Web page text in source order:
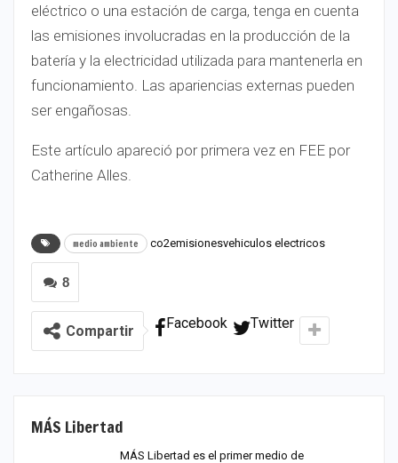
eléctrico o una estación de carga, tenga en cuenta
las emisiones involucradas en la producción de la
batería y la electricidad utilizada para mantenerla en
funcionamiento. Las apariencias externas pueden
ser engañosas.
Este artículo apareció por primera vez en FEE por
Catherine Alles.
co2emisiones
medio ambiente vehiculos electricos
8
Compartir Facebook Twitter
MÁS Libertad
MÁS Libertad es el primer medio de